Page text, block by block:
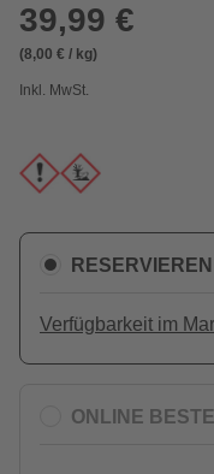
39,99 €
(8,00 € / kg)
Inkl. MwSt.
Verfügbarkeit im
ONLINE